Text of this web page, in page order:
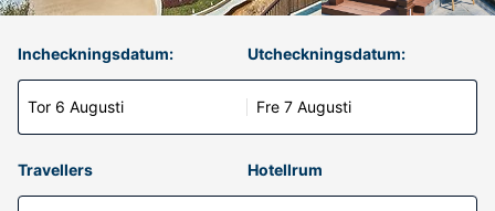
Incheckningsdatum:
Tor 6 Augusti
Utcheckningsdatum:
Fre 7 Augusti
Travellers Hotellrum